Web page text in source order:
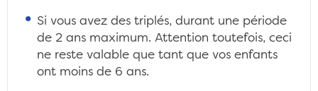
Si vous avez des triplés, durant une période
de 2 ans maximum. Attention toutefois, ceci
ne reste valable que tant que vos enfants
ont moins de 6 ans.